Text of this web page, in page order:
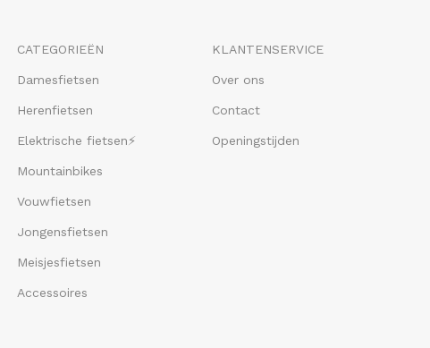
CATEGORIEËN
Damesfietsen
Herenfietsen
Elektrische fietsen⚡
Mountainbikes
Vouwfietsen
Jongensfietsen
Meisjesfietsen
Accessoires
KLANTENSERVICE
Over ons
Contact
Openingstijden